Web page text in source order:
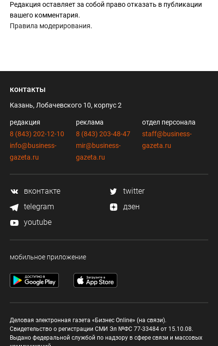
Редакция оставляет за собой право отказать в публикации
вашего комментария.
Правила модерирования.
контакты
Казань, Лобачевского 10, корпус 2
редакция
8 (843) 202-12-10
info@business-
gazeta.ru
реклама
8 (843) 203-48-47
mir@business-
gazeta.ru
отдел персонала
staff@business-
gazeta.ru
вконтакте
twitter
telegram
дзен
youtube
мобильное приложение
Деловая электронная газета «Бизнес Online» (на связи).
Свидетельство о регистрации СМИ Эл №ФС 77-33484 от 15.10.08.
Выдано федеральной службой по надзору в сфере связи и массовых